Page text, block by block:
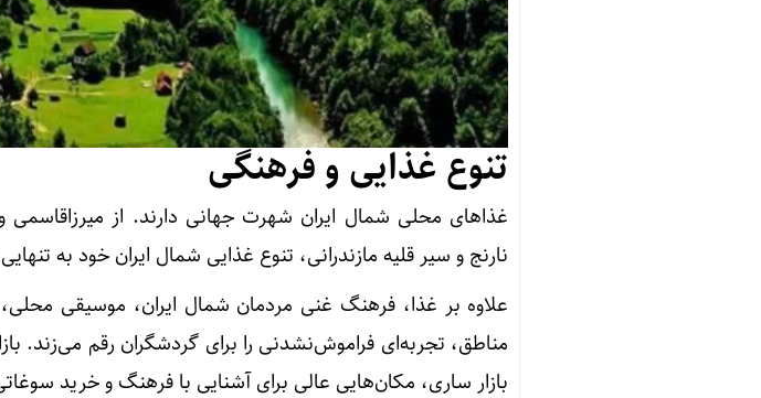
تنوع غذایی و فرهنگی
غذاهای محلی شمال ایران شهرت جهانی دارند. از میرزاقاسمی و
نارنج و سیر قلیه مازندرانی، تنوع غذایی شمال ایران خود به
علاوه بر غذا، فرهنگ غنی مردمان شمال ایران، موسیقی
مناطق، تجربه‌ای فراموش‌نشدنی را برای گردشگران رقم می‌زند.
بازار ساری، مکان‌هایی عالی برای آشنایی با فرهنگ و خرید